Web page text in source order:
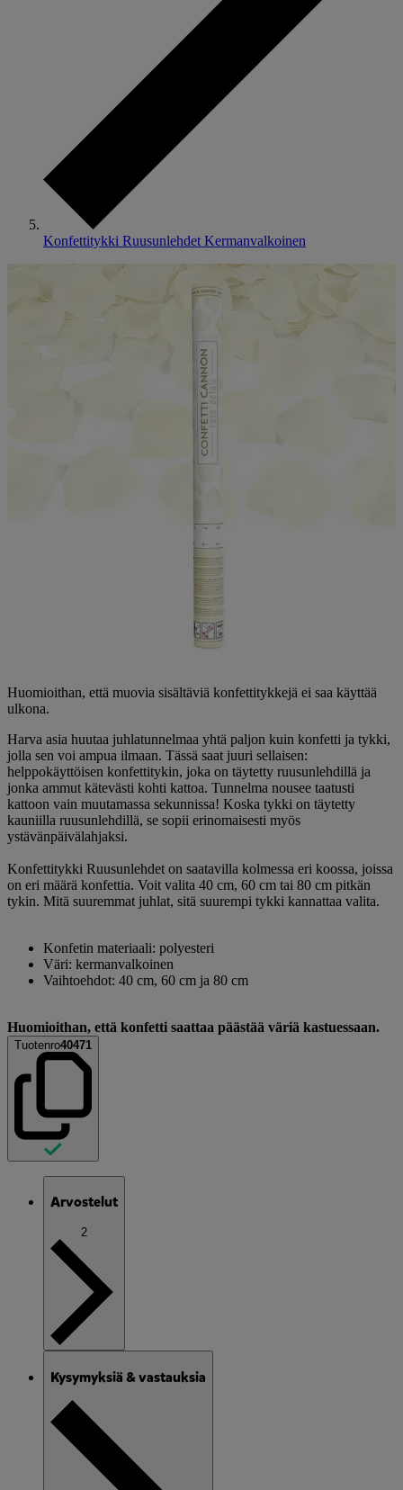
Konfettitykki Ruusunlehdet Kermanvalkoinen
Huomioithan, että muovia sisältäviä konfettitykkejä ei saa käyttää
ulkona.
Harva asia huutaa juhlatunnelmaa yhtä paljon kuin konfetti ja tykki,
jolla sen voi ampua ilmaan. Tässä saat juuri sellaisen:
helppokäyttöisen konfettitykin, joka on täytetty ruusunlehdillä ja
jonka ammut kätevästi kohti kattoa. Tunnelma nousee taatusti
kattoon vain muutamassa sekunnissa! Koska tykki on täytetty
kauniilla ruusunlehdillä, se sopii erinomaisesti myös
ystävänpäivälahjaksi.
Konfettitykki Ruusunlehdet on saatavilla kolmessa eri koossa, joissa
on eri määrä konfettia. Voit valita 40 cm, 60 cm tai 80 cm pitkän
tykin. Mitä suuremmat juhlat, sitä suurempi tykki kannattaa valita.
Konfetin materiaali: polyesteri
Väri: kermanvalkoinen
Vaihtoehdot: 40 cm, 60 cm ja 80 cm
Huomioithan, että konfetti saattaa päästää väriä kastuessaan.
Tuotenro40471
Arvostelut
2
Kysymyksiä & vastauksia